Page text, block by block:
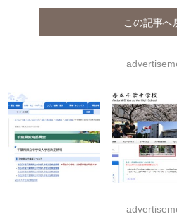
この記事へ